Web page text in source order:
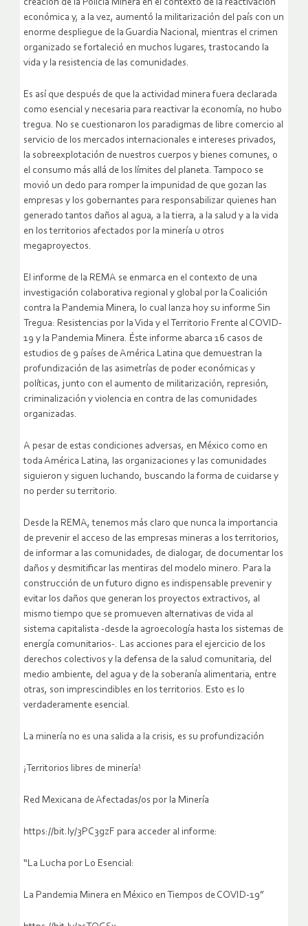
creación de la Policía Minera en el contexto de la reactivación
económica y, a la vez, aumentó la militarización del país con un
enorme despliegue de la Guardia Nacional, mientras el crimen
organizado se fortaleció en muchos lugares, trastocando la
vida y la resistencia de las comunidades.
Es así que después de que la actividad minera fuera declarada
como esencial y necesaria para reactivar la economía, no hubo
tregua. No se cuestionaron los paradigmas de libre comercio al
servicio de los mercados internacionales e intereses privados,
la sobreexplotación de nuestros cuerpos y bienes comunes, o
el consumo más allá de los límites del planeta. Tampoco se
movió un dedo para romper la impunidad de que gozan las
empresas y los gobernantes para responsabilizar quienes han
generado tantos daños al agua, a la tierra, a la salud y a la vida
en los territorios afectados por la minería u otros
megaproyectos.
El informe de la REMA se enmarca en el contexto de una
investigación colaborativa regional y global por la Coalición
contra la Pandemia Minera, lo cual lanza hoy su informe Sin
Tregua: Resistencias por la Vida y el Territorio Frente al COVID-
19 y la Pandemia Minera. Éste informe abarca 16 casos de
estudios de 9 países de América Latina que demuestran la
profundización de las asimetrías de poder económicas y
políticas, junto con el aumento de militarización, represión,
criminalización y violencia en contra de las comunidades
organizadas.
A pesar de estas condiciones adversas, en México como en
toda América Latina, las organizaciones y las comunidades
siguieron y siguen luchando, buscando la forma de cuidarse y
no perder su territorio.
Desde la REMA, tenemos más claro que nunca la importancia
de prevenir el acceso de las empresas mineras a los territorios,
de informar a las comunidades, de dialogar, de documentar los
daños y desmitificar las mentiras del modelo minero. Para la
construcción de un futuro digno es indispensable prevenir y
evitar los daños que generan los proyectos extractivos, al
mismo tiempo que se promueven alternativas de vida al
sistema capitalista -desde la agroecología hasta los sistemas de
energía comunitarios-. Las acciones para el ejercicio de los
derechos colectivos y la defensa de la salud comunitaria, del
medio ambiente, del agua y de la soberanía alimentaria, entre
otras, son imprescindibles en los territorios. Esto es lo
verdaderamente esencial.
La minería no es una salida a la crisis, es su profundización
¡Territorios libres de minería!
Red Mexicana de Afectadas/os por la Minería
https://bit.ly/3PC3gzF para acceder al informe:
“La Lucha por Lo Esencial:
La Pandemia Minera en México en Tiempos de COVID-19”